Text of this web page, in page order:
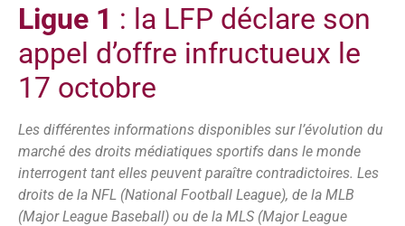
Ligue 1 : la LFP déclare son
appel d’offre infructueux le
17 octobre
Les différentes informations disponibles sur l’évolution du
marché des droits médiatiques sportifs dans le monde
interrogent tant elles peuvent paraître contradictoires. Les
droits de la NFL (National Football League), de la MLB
(Major League Baseball) ou de la MLS (Major League